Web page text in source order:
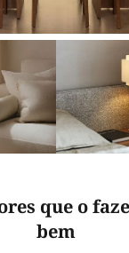
que o
bem